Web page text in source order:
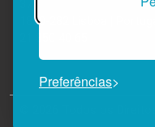
Preferências
1800-282 Lisboa | Portugal